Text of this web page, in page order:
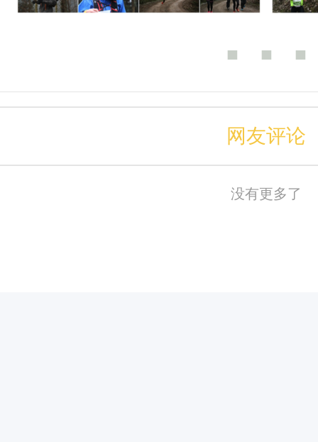
■ ■ ■
网友评论
没有更多了